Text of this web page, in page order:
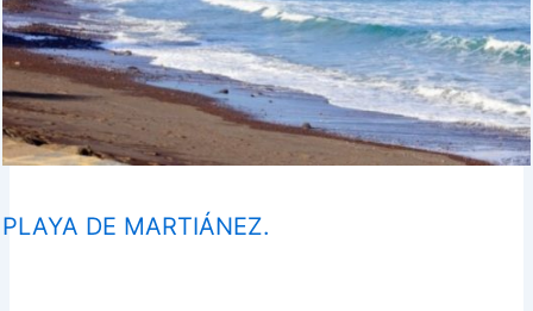
PLAYA DE MARTIÁNEZ.